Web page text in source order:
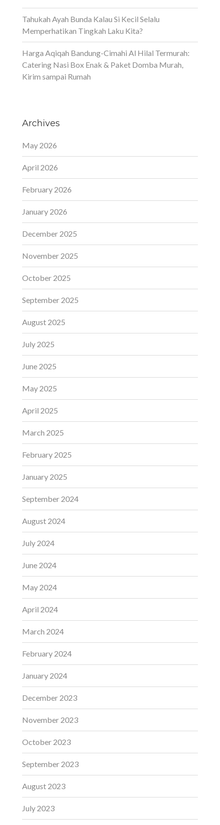
Tahukah Ayah Bunda Kalau Si Kecil Selalu
Memperhatikan Tingkah Laku Kita?
Harga Aqiqah Bandung-Cimahi Al Hilal Termurah:
Catering Nasi Box Enak & Paket Domba Murah,
Kirim sampai Rumah
Archives
May 2026
April 2026
February 2026
January 2026
December 2025
November 2025
October 2025
September 2025
August 2025
July 2025
June 2025
May 2025
April 2025
March 2025
February 2025
January 2025
September 2024
August 2024
July 2024
June 2024
May 2024
April 2024
March 2024
February 2024
January 2024
December 2023
November 2023
October 2023
September 2023
August 2023
July 2023